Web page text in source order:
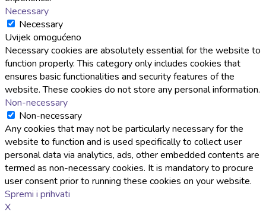
Necessary
Necessary
Uvijek omogućeno
Necessary cookies are absolutely essential for the website to
function properly. This category only includes cookies that
ensures basic functionalities and security features of the
website. These cookies do not store any personal information.
Non-necessary
Non-necessary
Any cookies that may not be particularly necessary for the
website to function and is used specifically to collect user
personal data via analytics, ads, other embedded contents are
termed as non-necessary cookies. It is mandatory to procure
user consent prior to running these cookies on your website.
Spremi i prihvati
X